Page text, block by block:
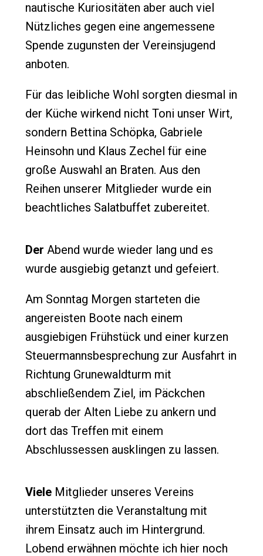
nautische Kuriositäten aber auch viel
Nützliches gegen eine angemessene
Spende zugunsten der Vereinsjugend
anboten.
Für das leibliche Wohl sorgten diesmal in
der Küche wirkend nicht Toni unser Wirt,
sondern Bettina Schöpka, Gabriele
Heinsohn und Klaus Zechel für eine
große Auswahl an Braten. Aus den
Reihen unserer Mitglieder wurde ein
beachtliches Salatbuffet zubereitet.
Der Abend wurde wieder lang und es
wurde ausgiebig getanzt und gefeiert.
Am Sonntag Morgen starteten die
angereisten Boote nach einem
ausgiebigen Frühstück und einer kurzen
Steuermannsbesprechung zur Ausfahrt in
Richtung Grunewaldturm mit
abschließendem Ziel, im Päckchen
querab der Alten Liebe zu ankern und
dort das Treffen mit einem
Abschlussessen ausklingen zu lassen.
VieleMitglieder unseres Vereins
unterstützten die Veranstaltung mit
ihrem Einsatz auch im Hintergrund.
Lobend erwähnen möchte ich hier noch